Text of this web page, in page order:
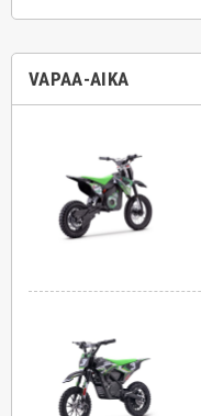
VAPAA-AIKA